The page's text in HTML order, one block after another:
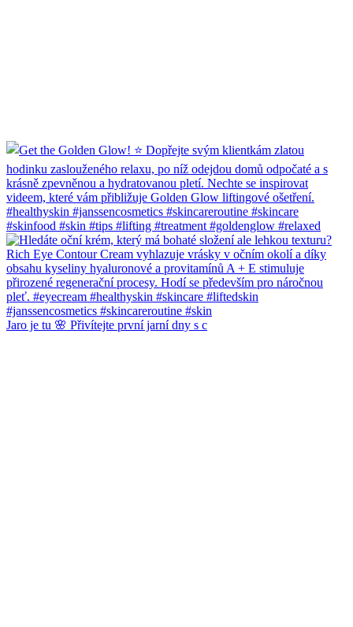
Jaro je tu 🌸 Přivítejte první jarní dny s c